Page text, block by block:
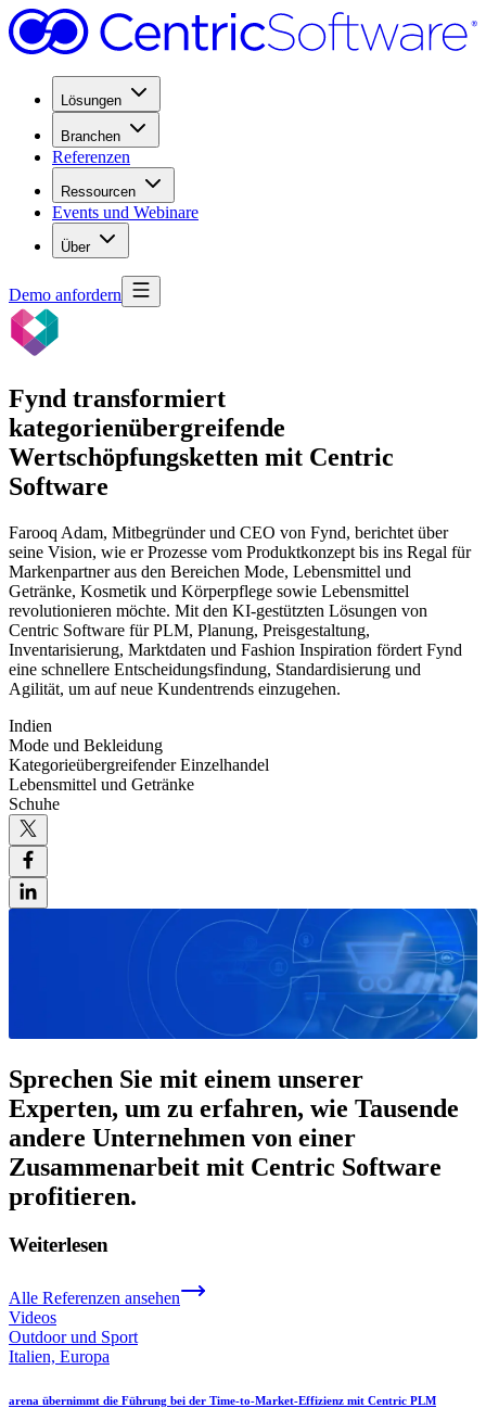
Lösungen
Branchen
Referenzen
Ressourcen
Events und Webinare
Über
Demo anfordern
Fynd transformiert
kategorienübergreifende
Wertschöpfungsketten mit Centric
Software
Farooq Adam, Mitbegründer und CEO von Fynd, berichtet über
seine Vision, wie er Prozesse vom Produktkonzept bis ins Regal für
Markenpartner aus den Bereichen Mode, Lebensmittel und
Getränke, Kosmetik und Körperpflege sowie Lebensmittel
revolutionieren möchte. Mit den KI-gestützten Lösungen von
Centric Software für PLM, Planung, Preisgestaltung,
Inventarisierung, Marktdaten und Fashion Inspiration fördert Fynd
eine schnellere Entscheidungsfindung, Standardisierung und
Agilität, um auf neue Kundentrends einzugehen.
Indien
Mode und Bekleidung
Kategorieübergreifender Einzelhandel
Lebensmittel und Getränke
Schuhe
Sprechen Sie mit einem unserer
Experten, um zu erfahren, wie Tausende
andere Unternehmen von einer
Zusammenarbeit mit Centric Software
profitieren.
Weiterlesen
Alle Referenzen ansehen
Videos
Outdoor und Sport
Italien, Europa
arena übernimmt die Führung bei der Time-to-Market-Effizienz mit Centric PLM